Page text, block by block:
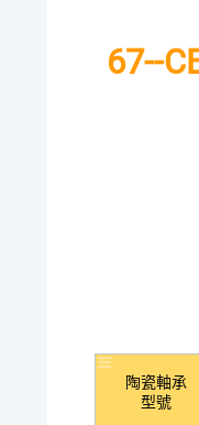
67--
陶瓷軸承
型號